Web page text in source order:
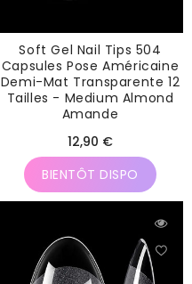
Soft Gel Nail Tips 504
Capsules Pose Américaine
Demi-Mat Transparente 12
Tailles - Medium Almond
Amande
Prix
habituel
12,90 €
BIENTÔT DISPO